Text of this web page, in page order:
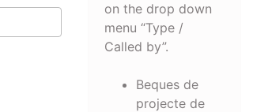
on the drop down
menu “Type /
Called by”.
Beques de
projecte de